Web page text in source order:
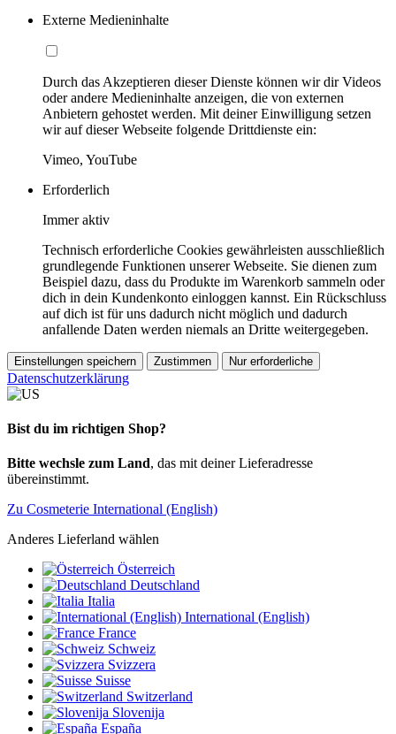
Externe Medieninhalte
Durch das Akzeptieren dieser Dienste können wir dir Videos
oder andere Medieninhalte anzeigen, die von externen
Anbietern gehostet werden. Mit deiner Einwilligung setzen
wir auf dieser Webseite folgende Drittdienste ein:
Vimeo, YouTube
Erforderlich
Immer aktiv
Technisch erforderliche Cookies gewährleisten ausschließlich
grundlegende Funktionen unserer Webseite. Sie dienen zum
Beispiel dazu, dass du Produkte im Warenkorb sammeln oder
dich in dein Kundenkonto einloggen kannst. Ein Rückschluss
auf dich ist für uns dadurch nicht möglich und dadurch
anfallende Daten werden niemals an Dritte weitergegeben.
Einstellungen speichern Zustimmen Nur erforderliche
Datenschutzerklärung
Bist du im richtigen Shop?
Bitte wechsle zum Land, das mit deiner Lieferadresse
übereinstimmt.
Zu Cosmeterie International (English)
Anderes Lieferland wählen
Österreich
Deutschland
Italia
International (English)
France
Schweiz
Svizzera
Suisse
Switzerland
Slovenija
España